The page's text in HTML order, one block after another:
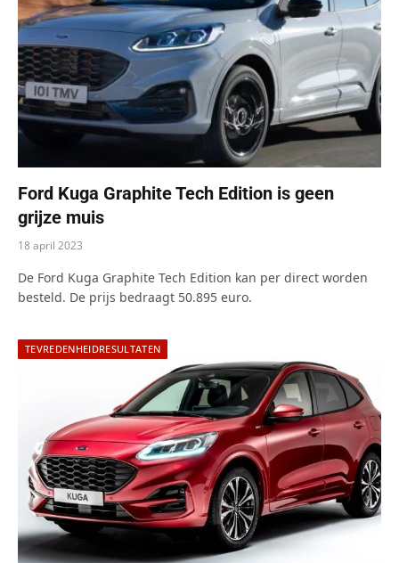
Ford Kuga Graphite Tech Edition is geen
grijze muis
18 april 2023
De Ford Kuga Graphite Tech Edition kan per direct worden
besteld. De prijs bedraagt 50.895 euro.
TEVREDENHEIDRESULTATEN